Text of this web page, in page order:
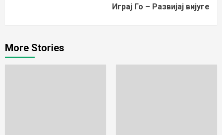
Играј Го – Развијај вијуге
More Stories